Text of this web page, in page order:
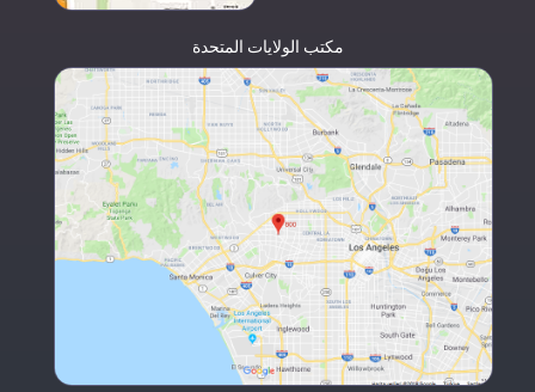
مكتب الولايات المتحدة